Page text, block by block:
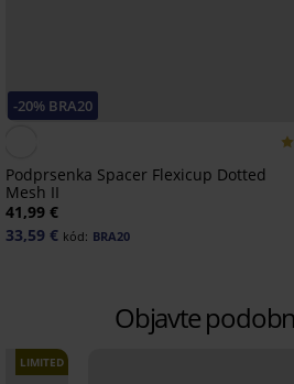
-20% BRA20
Podprsenka Spacer Flexicup Dotted
Mesh II
41,99 €
33,59 € kód: BRA20
Objavte
LIMITED